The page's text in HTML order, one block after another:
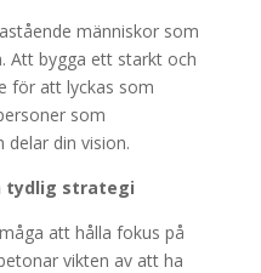
människor som
Att bygga ett starkt och
för att lyckas som
som
din vision.
tydlig strategi
att hålla fokus på
vikten av att ha